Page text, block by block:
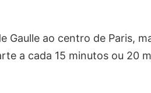
Gaulle ao centro de Paris,
a cada 15 minutos ou 20